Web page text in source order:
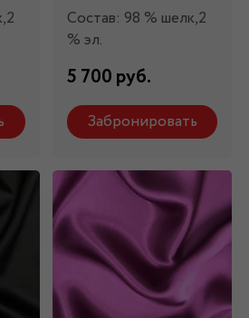
Состав: 98 % шелк,2
% эл.
5 700 руб.
Забронировать